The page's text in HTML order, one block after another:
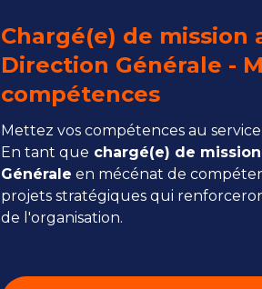
Chargé(e) de mission
Direction Générale -
compétences
Mettez vos compétences au
En tant que chargé(e) de
Générale en mécénat de
projets stratégiques qui
de l'organisation.